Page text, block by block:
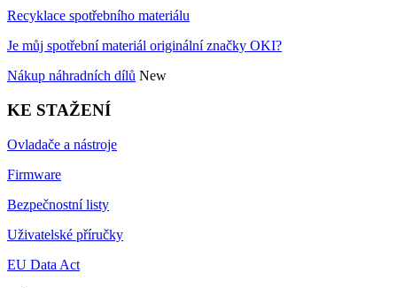
Recyklace spotřebního materiálu
Je můj spotřební materiál originální značky OKI?
Nákup náhradních dílů New
KE STAŽENÍ
Ovladače a nástroje
Firmware
Bezpečnostní listy
Uživatelské příručky
EU Data Act